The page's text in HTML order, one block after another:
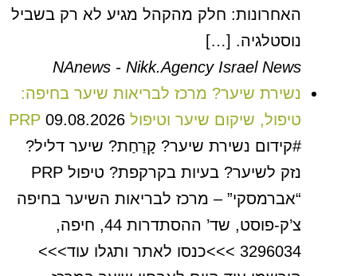
האחרונות: חלק מהקהל מגיע לא רק בשביל
נוסטלגיה. […]
NAnews - Nikk.Agency Israel News
נשירת שיער? מרכז לבריאות שיער בחיפה:
טיפול, שיקום שיער וטיפול PRP 09.08.2026
#קידום נשירת שיער? קָרַחַת? שיער דליל?
נזק לשיער? בעיות בקרקפת? טיפול PRP
“אברמסקי” – מרכז לבריאות השיער בחיפה
צ’ק-פוסט, שד’ ההסתדרות 44, חיפה,
3296034 >>>כנסו לאתר ותגלו עוד>>>